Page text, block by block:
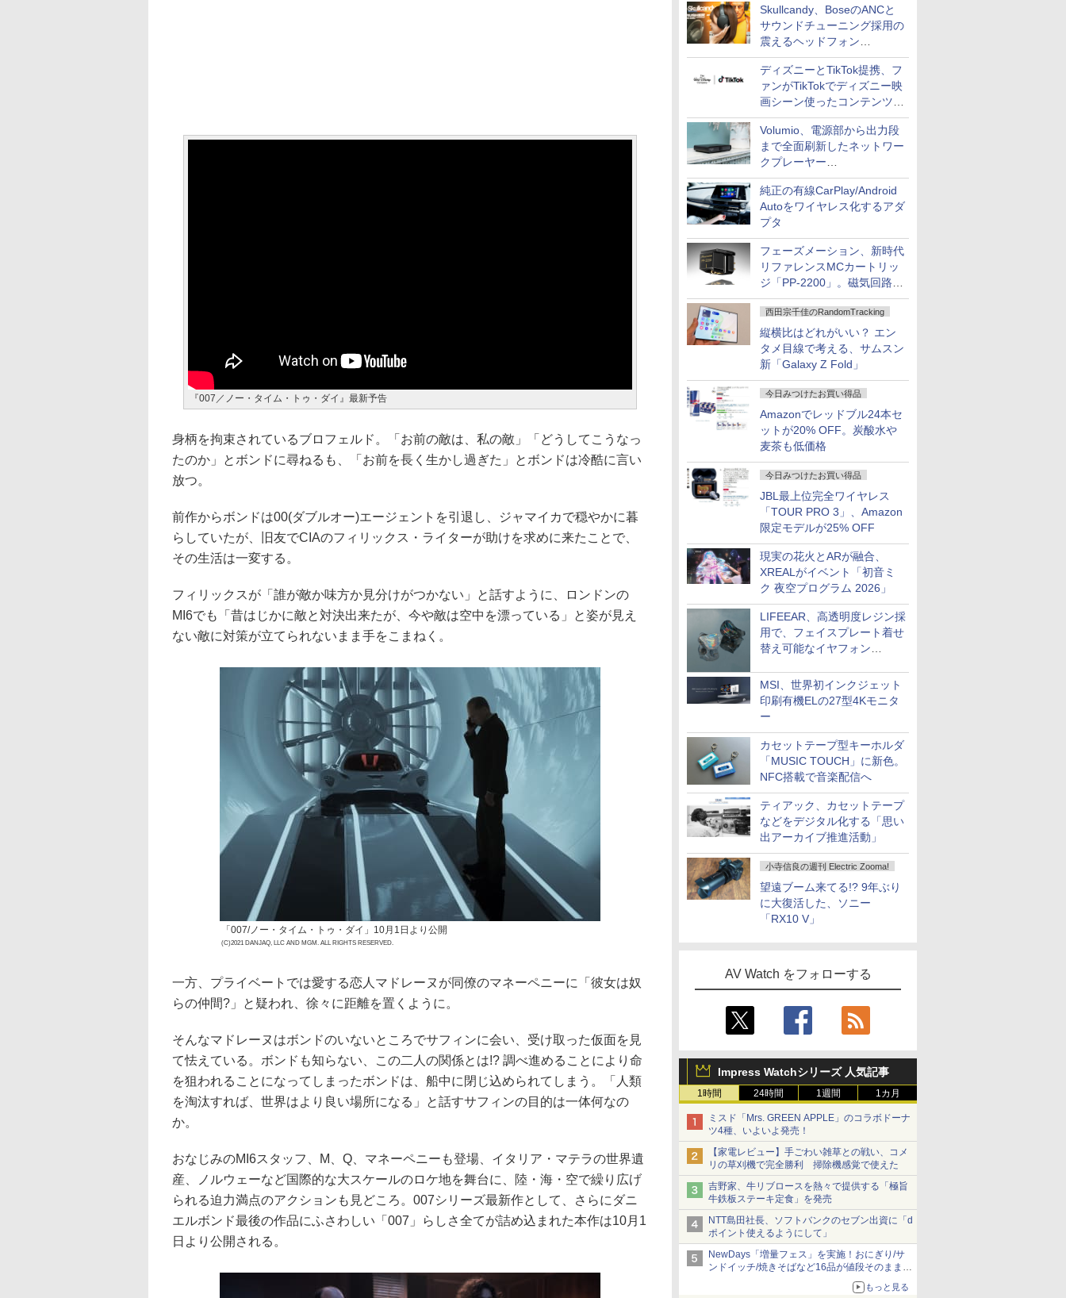
Skullcandy、BoseのANCと
サウンドチューニング採用の
震えるヘッドフォン
「Crusher 1080 ANC」
ディズニーとTikTok提携、フ
ァンがTikTokでディズニー映
画シーン使ったコンテンツ制
作、Disney+にも配信
Volumio、電源部から出力段
まで全面刷新したネットワー
クプレーヤー
「Primo（2026）」
純正の有線CarPlay/Android
Autoをワイヤレス化するアダ
プタ
フェーズメーション、新時代
リファレンスMCカートリッ
ジ「PP-2200」。磁気回路や
ハウジングを根本から見直し
西田宗千佳のRandomTracking
縦横比はどれがいい？ エン
タメ目線で考える、サムスン
新「Galaxy Z Fold」
今日みつけたお買い得品
Amazonでレッドブル24本セ
ットが20% OFF。炭酸水や
麦茶も低価格
今日みつけたお買い得品
JBL最上位完全ワイヤレス
「TOUR PRO 3」、Amazon
限定モデルが25% OFF
現実の花火とARが融合、
XREALがイベント「初音ミ
ク 夜空プログラム 2026」
LIFEEAR、高透明度レジン採
用で、フェイスプレート着せ
替え可能なイヤフォン
MSI、世界初インクジェット
印刷有機ELの27型4Kモニタ
ー
カセットテープ型キーホルダ
「MUSIC TOUCH」に新色。
NFC搭載で音楽配信へ
ティアック、カセットテープ
などをデジタル化する「思い
出アーカイブ推進活動」
小寺信良の週刊 Electric Zooma!
望遠ブーム来てる!? 9年ぶり
に大復活した、ソニー
「RX10 V」
AV Watch をフォローする
Impress Watchシリーズ 人気記事
1時間 24時間 1週間 1カ月
ミスド「Mrs. GREEN APPLE」のコラボドーナ
ツ4種、いよいよ発売！
【家電レビュー】手ごわい雑草との戦い、コメ
リの草刈機で完全勝利 掃除機感覚で使えた
吉野家、牛リブロースを熱々で提供する「極旨
牛鉄板ステーキ定食」を発売
NTT島田社長、ソフトバンクのセブン出資に「d
ポイント使えるようにして」
NewDays「増量フェス」を実施！おにぎり/サ
ンドイッチ/焼きそばなど16品が値段そのままで
もっと見る
『007／ノー・タイム・トゥ・ダイ』最新予告
身柄を拘束されているブロフェルド。「お前の敵は、私の敵」「どうしてこうなっ
たのか」とボンドに尋ねるも、「お前を長く生かし過ぎた」とボンドは冷酷に言い
放つ。
前作からボンドは00(ダブルオー)エージェントを引退し、ジャマイカで穏やかに暮
らしていたが、旧友でCIAのフィリックス・ライターが助けを求めに来たことで、
その生活は一変する。
フィリックスが「誰が敵か味方か見分けがつかない」と話すように、ロンドンの
MI6でも「昔はじかに敵と対決出来たが、今や敵は空中を漂っている」と姿が見え
ない敵に対策が立てられないまま手をこまねく。
「007/ノー・タイム・トゥ・ダイ」10月1日より公開
(C)2021 DANJAQ, LLC AND MGM. ALL RIGHTS RESERVED.
一方、プライベートでは愛する恋人マドレーヌが同僚のマネーペニーに「彼女は奴
らの仲間?」と疑われ、徐々に距離を置くように。
そんなマドレーヌはボンドのいないところでサフィンに会い、受け取った仮面を見
て怯えている。ボンドも知らない、この二人の関係とは!? 調べ進めることにより命
を狙われることになってしまったボンドは、船中に閉じ込められてしまう。「人類
を淘汰すれば、世界はより良い場所になる」と話すサフィンの目的は一体何なの
か。
おなじみのMI6スタッフ、M、Q、マネーペニーも登場、イタリア・マテラの世界遺
産、ノルウェーなど国際的な大スケールのロケ地を舞台に、陸・海・空で繰り広げ
られる迫力満点のアクションも見どころ。007シリーズ最新作として、さらにダニ
エルボンド最後の作品にふさわしい「007」らしさ全てが詰め込まれた本作は10月1
日より公開される。